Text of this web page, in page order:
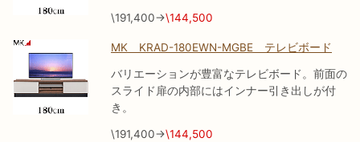
\191,400→\144,500
MK KRAD-180EWN-MGBE テレビボード
バリエーションが豊富なテレビボード。前面の
スライド扉の内部にはインナー引き出しが付
き。
\191,400→\144,500